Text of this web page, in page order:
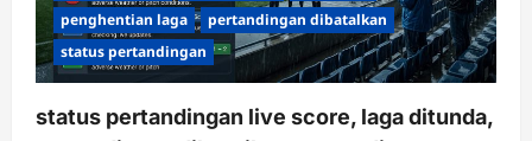
penghentian laga
pertandingan dibatalkan
status pertandingan
status pertandingan live score, laga ditunda,